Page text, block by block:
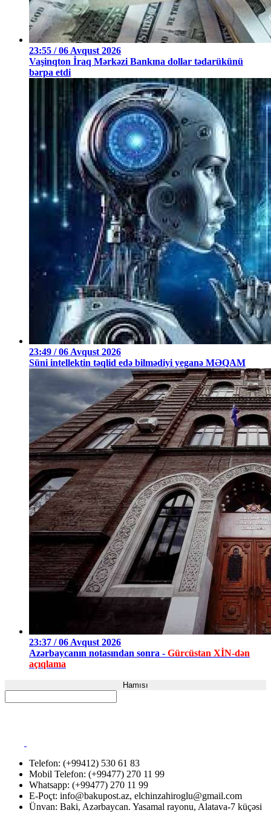
23:55 / 06 Avqust 2026
Vaşinqton İraq Mərkəzi Bankına dollar tədarükünü
bərpa etdi
23:49 / 06 Avqust 2026
Süni intellektin təqlid edə bilmədiyi yeganə MƏQAM
23:37 / 06 Avqust 2026
Azərbaycanın notasından sonra - Gürcüstan XİN-dən
açıqlama
Hamısı
Telefon: (+99412) 530 61 83
Mobil Telefon: (+99477) 270 11 99
Whatsapp: (+99477) 270 11 99
E-Poçt: info@bakupost.az, elchinzahiroglu@gmail.com
Ünvan: Baki, Azərbaycan. Yasamal rayonu, Alatava-7 küçəsi